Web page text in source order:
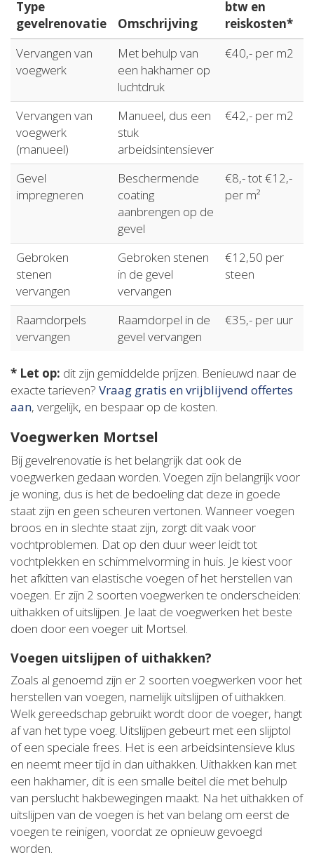
Type
gevelrenovatie
Omschrijving
btw en
reiskosten*
Vervangen van
voegwerk
Met behulp van
een hakhamer op
luchtdruk
€40,- per m2
Vervangen van
voegwerk
(manueel)
Manueel, dus een
stuk
arbeidsintensiever
€42,- per m2
Gevel
impregneren
Beschermende
coating
aanbrengen op de
gevel
€8,- tot €12,-
per m²
Gebroken
stenen
vervangen
Gebroken stenen
in de gevel
vervangen
€12,50 per
steen
Raamdorpels
vervangen
Raamdorpel in de
gevel vervangen
€35,- per uur
* Let op: dit zijn gemiddelde prijzen. Benieuwd naar de
exacte tarieven? Vraag gratis en vrijblijvend offertes
aan, vergelijk, en bespaar op de kosten.
Voegwerken Mortsel
Bij gevelrenovatie is het belangrijk dat ook de
voegwerken gedaan worden. Voegen zijn belangrijk voor
je woning, dus is het de bedoeling dat deze in goede
staat zijn en geen scheuren vertonen. Wanneer voegen
broos en in slechte staat zijn, zorgt dit vaak voor
vochtproblemen. Dat op den duur weer leidt tot
vochtplekken en schimmelvorming in huis. Je kiest voor
het afkitten van elastische voegen of het herstellen van
voegen. Er zijn 2 soorten voegwerken te onderscheiden:
uithakken of uitslijpen. Je laat de voegwerken het beste
doen door een voeger uit Mortsel.
Voegen uitslijpen of uithakken?
Zoals al genoemd zijn er 2 soorten voegwerken voor het
herstellen van voegen, namelijk uitslijpen of uithakken.
Welk gereedschap gebruikt wordt door de voeger, hangt
af van het type voeg. Uitslijpen gebeurt met een slijptol
of een speciale frees. Het is een arbeidsintensieve klus
en neemt meer tijd in dan uithakken. Uithakken kan met
een hakhamer, dit is een smalle beitel die met behulp
van perslucht hakbewegingen maakt. Na het uithakken of
uitslijpen van de voegen is het van belang om eerst de
voegen te reinigen, voordat ze opnieuw gevoegd
worden.